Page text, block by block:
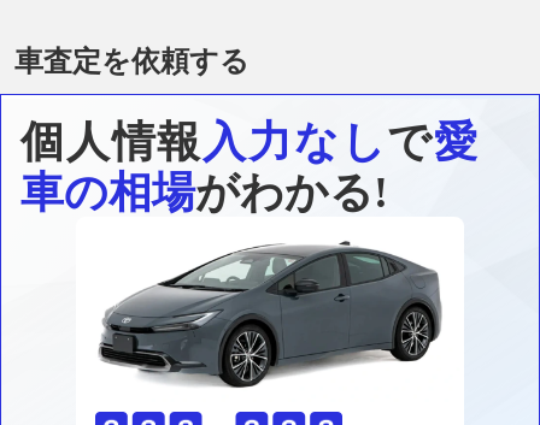
車査定を依頼する
個人情報入力なしで愛
車の相場がわかる!